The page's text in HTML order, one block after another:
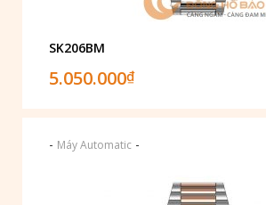
SK206BM
5.050.000₫
- Máy Automatic -